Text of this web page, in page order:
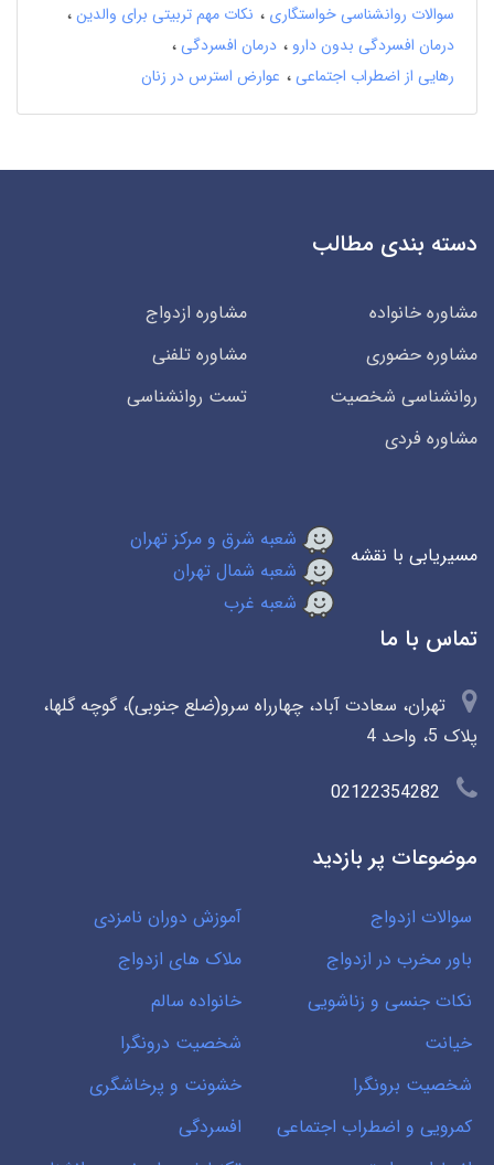
سوالات روانشناسی خواستگاری
نکات مهم تربیتی برای والدین
درمان افسردگی بدون دارو
درمان افسردگی
رهایی از اضطراب اجتماعی
عوارض استرس در زنان
دسته بندی مطالب
مشاوره خانواده
مشاوره ازدواج
مشاوره حضوری
مشاوره تلفنی
روانشناسی شخصیت
تست روانشناسی
مشاوره فردی
مسیریابی با نقشه
شعبه شرق و مرکز تهران
شعبه شمال تهران
شعبه غرب
تماس با ما
تهران، سعادت آباد، چهارراه سرو(ضلع جنوبی)، گوچه گلها،
پلاک 5، واحد 4
02122354282
موضوعات پر بازدید
سوالات ازدواج
آموزش دوران نامزدی
باور مخرب در ازدواج
ملاک های ازدواج
نکات جنسی و زناشویی
خانواده سالم
خیانت
شخصیت درونگرا
شخصیت برونگرا
خشونت و پرخاشگری
کمرویی و اضطراب اجتماعی
افسردگی